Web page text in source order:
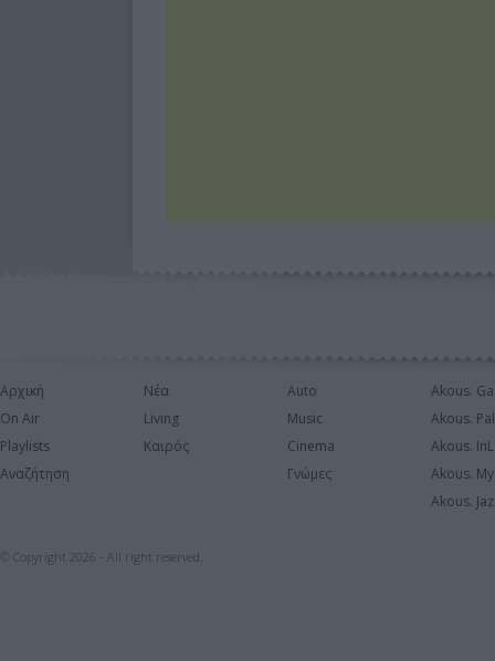
Αρχική
On Air
Playlists
Αναζήτηση
Νέα
Living
Καιρός
Auto
Music
Cinema
Γνώμες
Akous.
Akous.
Akous.
Akous.
Akous.
© Copyright 2026 - All right reserved.